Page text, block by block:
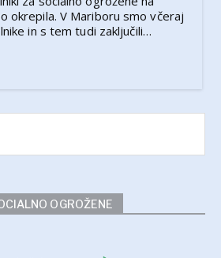
okrepila. V Mariboru smo včeraj
in s tem tudi zaključili…
OGROŽENE